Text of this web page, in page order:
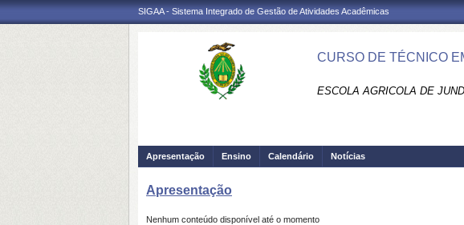
SIGAA - Sistema Integrado de Gestão de Atividades Acadêmicas
CURSO DE TÉCNICO
ESCOLA AGRICOLA DE
Apresentação Ensino Calendário Notícias
Apresentação
Nenhum conteúdo disponível até o momento